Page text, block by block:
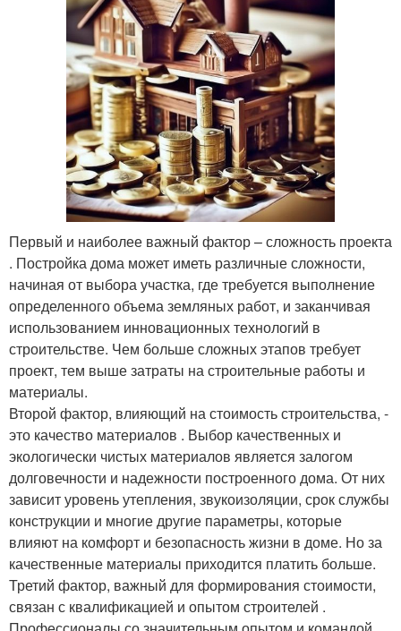
Первый и наиболее важный фактор – сложность проекта
. Постройка дома может иметь различные сложности,
начиная от выбора участка, где требуется выполнение
определенного объема земляных работ, и заканчивая
использованием инновационных технологий в
строительстве. Чем больше сложных этапов требует
проект, тем выше затраты на строительные работы и
материалы.
Второй фактор, влияющий на стоимость строительства, -
это качество материалов . Выбор качественных и
экологически чистых материалов является залогом
долговечности и надежности построенного дома. От них
зависит уровень утепления, звукоизоляции, срок службы
конструкции и многие другие параметры, которые
влияют на комфорт и безопасность жизни в доме. Но за
качественные материалы приходится платить больше.
Третий фактор, важный для формирования стоимости,
связан с квалификацией и опытом строителей .